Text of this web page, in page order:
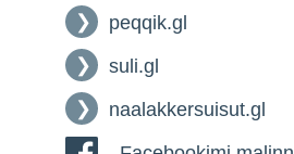
peqqik.gl
suli.gl
naalakkersuisut.gl